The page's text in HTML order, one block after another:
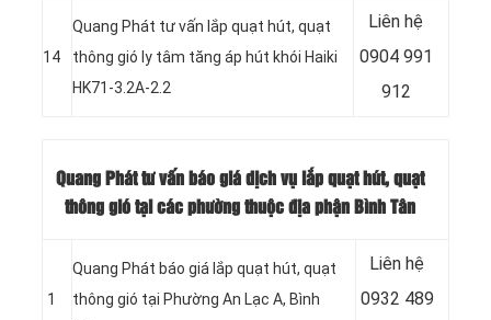
14
Quang Phát tư vấn lắp quạt hút, quạt
thông gió ly tâm tăng áp hút khói Haiki
HK71-3.2A-2.2
Liên hệ
0904 991
912
Quang Phát tư vấn báo giá dịch vụ lắp quạt hút, quạt
thông gió tại các phường thuộc địa phận Bình Tân
1
Quang Phát báo giá lắp quạt hút, quạt
thông gió tại Phường An Lạc A, Bình
Liên hệ
0932 489